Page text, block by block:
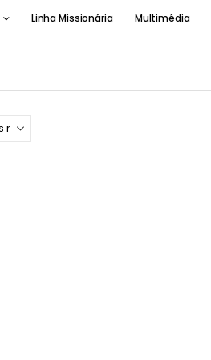
Linha Missionária Multimédia